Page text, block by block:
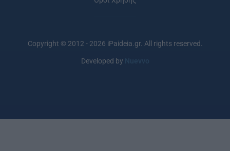
Copyright © 2012 - 2026 iPaideia.gr. All rights reserved.
Developed by